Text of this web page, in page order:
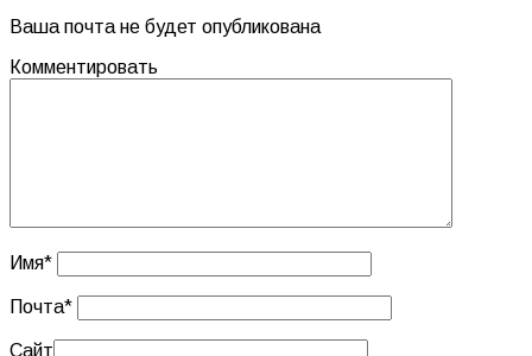
Ваша почта не будет опубликована
Комментировать
Имя*
Почта*
Сайт